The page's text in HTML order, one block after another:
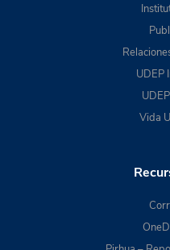
UDEP
Vida